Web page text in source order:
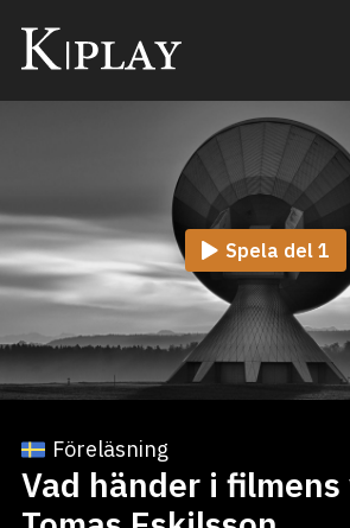
Kategorier
Mina favoriter
Spela del 1
Föreläsning
Vad händer i